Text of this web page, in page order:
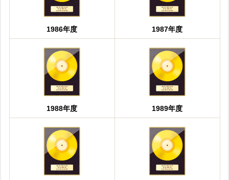
1986年度 1987年度
1988年度 1989年度